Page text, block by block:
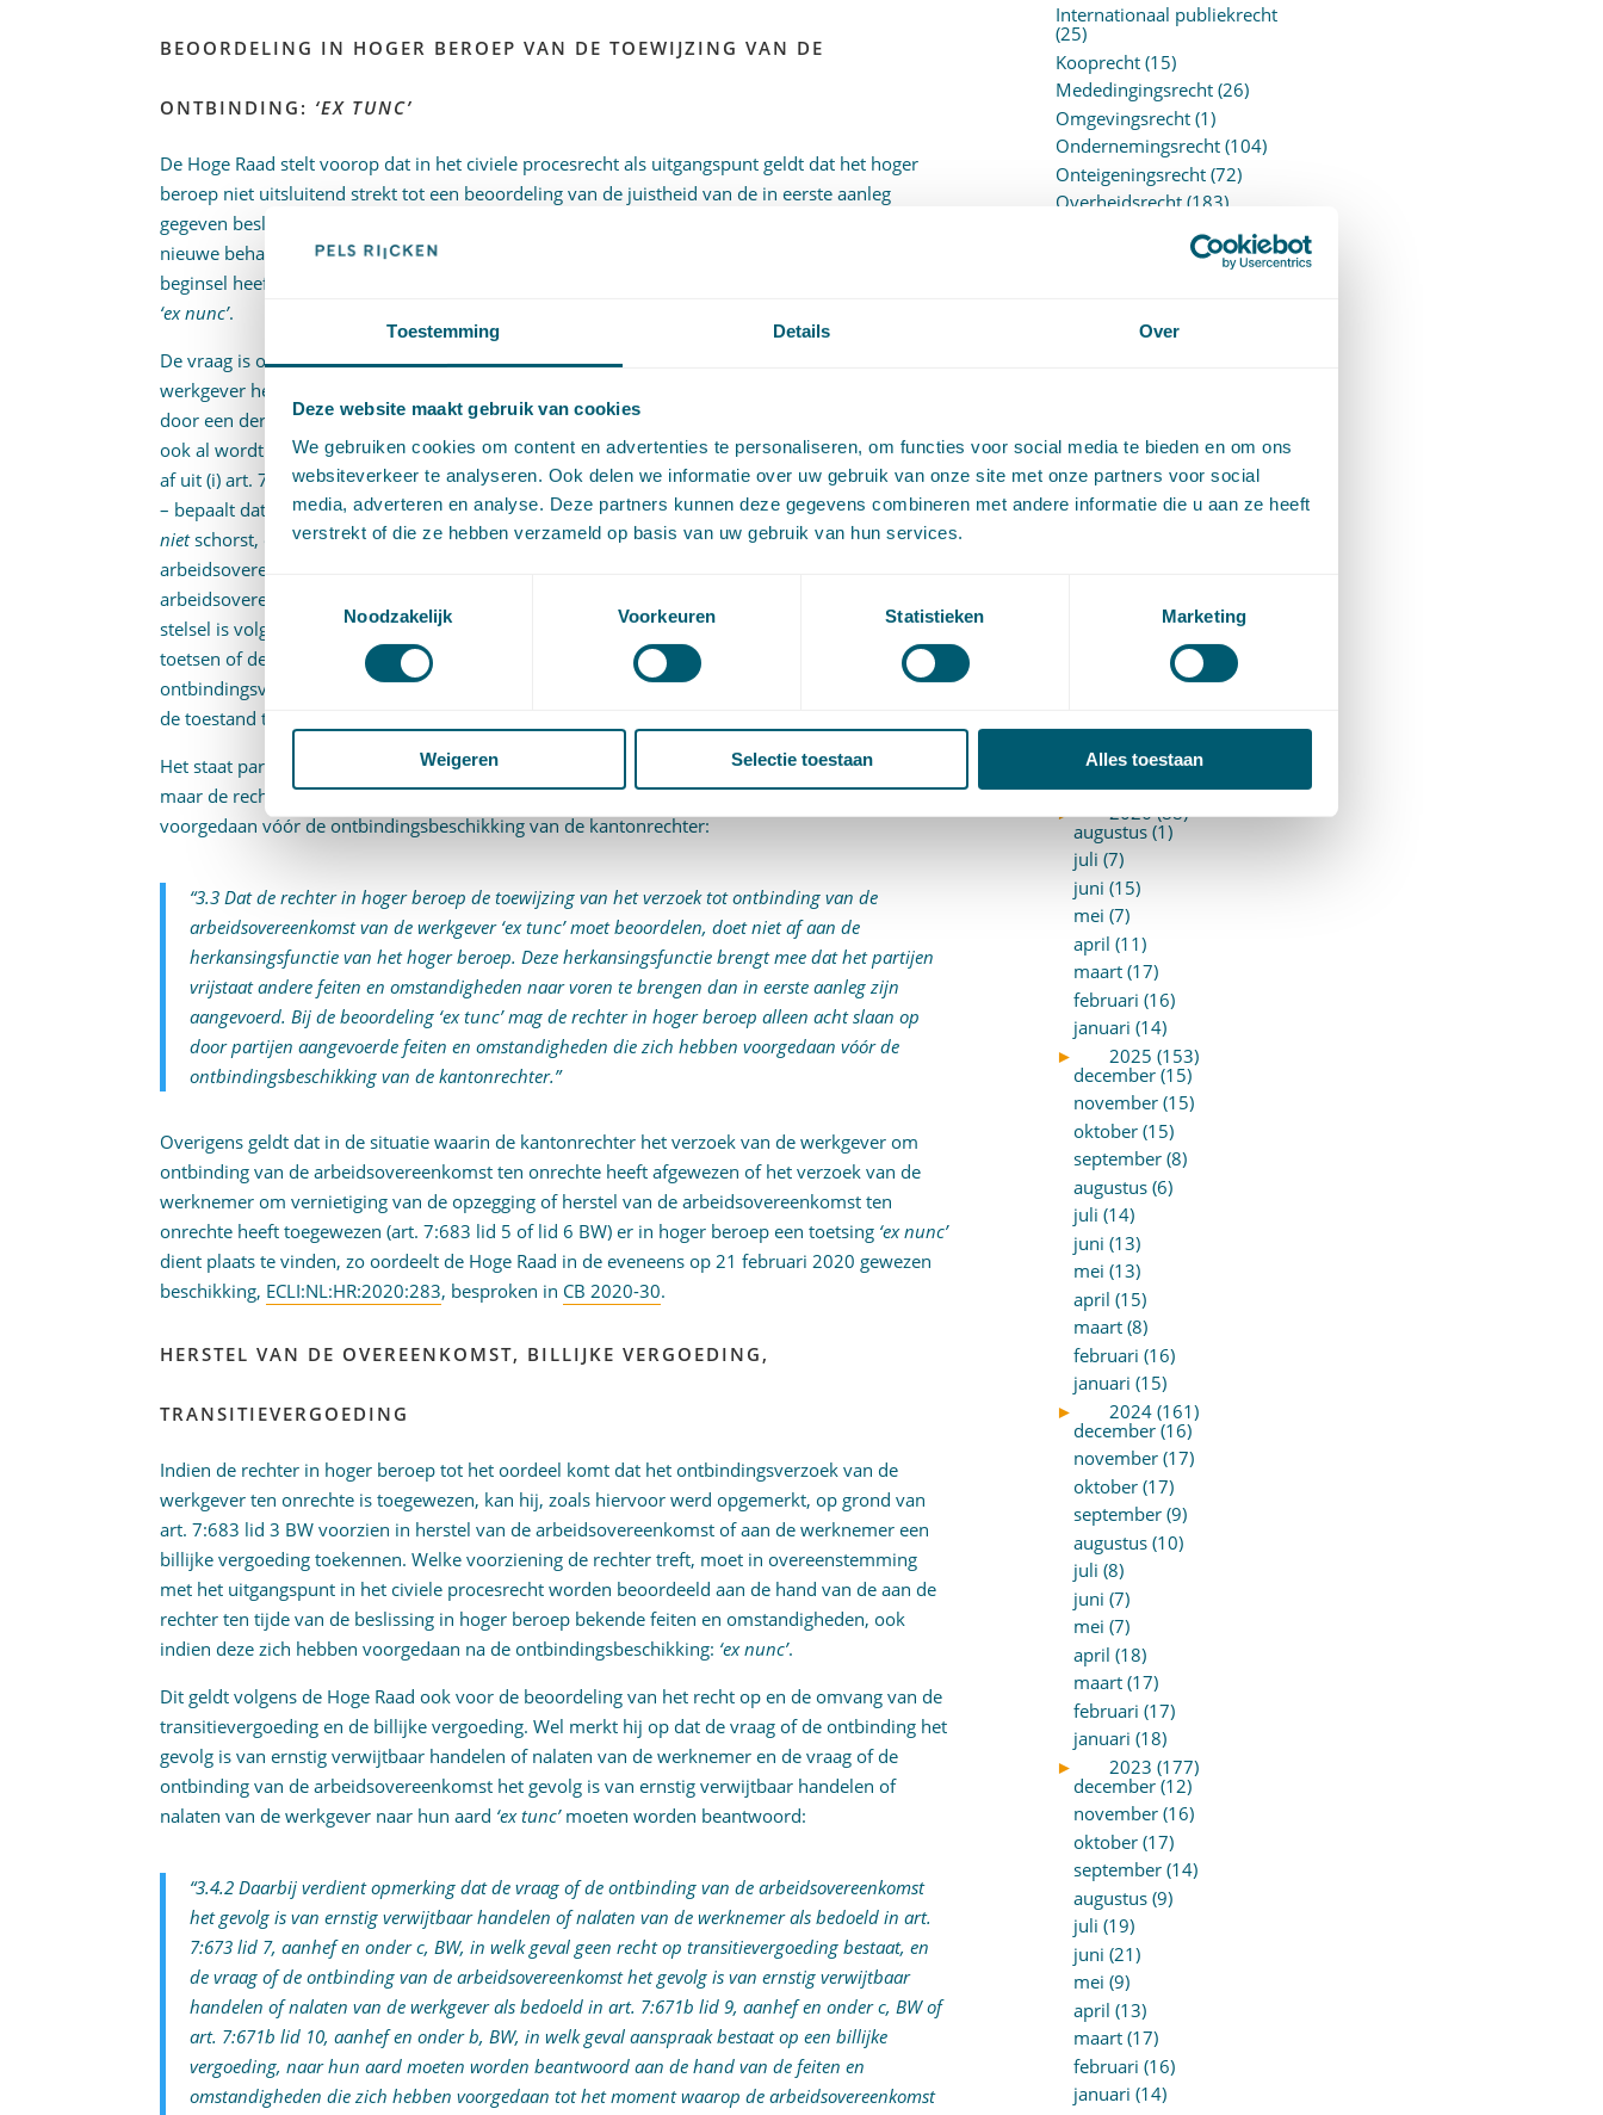
Toestemming Details Over
Deze website maakt gebruik van cookies
We gebruiken cookies om content en advertenties te personaliseren, om functies voor social media te bieden en om ons
websiteverkeer te analyseren. Ook delen we informatie over uw gebruik van onze site met onze partners voor social
media, adverteren en analyse. Deze partners kunnen deze gegevens combineren met andere informatie die u aan ze heeft
verstrekt of die ze hebben verzameld op basis van uw gebruik van hun services.
Noodzakelijk
Voorkeuren Statistieken Marketing
Weigeren Selectie toestaan Alles toestaan
BEOORDELING IN HOGER BEROEP VAN DE TOEWIJZING VAN DE
ONTBINDING: ‘EX TUNC’
De Hoge Raad stelt voorop dat in het civiele procesrecht als uitgangspunt geldt dat het hoger
beroep niet uitsluitend strekt tot een beoordeling van de juistheid van de in eerste aanleg
gegeven beslissing, maar, binnen de grenzen van de rechtsstrijd in hoger beroep, tot een
nieuwe behandeling en beslissing van de zaak. Dit betekent dat de rechter in hoger beroep in
beginsel heeft te oordelen naar de toestand zoals die zich voordoet ten tijde van zijn beslissing:
‘ex nunc’.
De vraag is of dit uitgangspunt ook geldt als de kantonrechter het ontbindingsverzoek van de
werkgever heeft toegewezen. Volgens de Hoge Raad is het de bedoeling van de wetgever dat
door een dergelijke beschikking daadwerkelijk een einde komt aan de arbeidsovereenkomst,
ook al wordt tegen deze beschikking hoger beroep ingesteld. Deze bedoeling leidt de Hoge Raad
af uit (i) art. 7:683 lid 1 BW, dat – in afwijking van de normale regels van het civiele procesrecht
– bepaalt dat het hoger beroep de tenuitvoerlegging van de beschikking van de kantonrechter
nietschorst, en uit (ii) art. 7:683 lid 3 BW, waaruit volgt dat de rechter in hoger beroep de
arbeidsovereenkomst niet met terugwerkende kracht kan vernietigen, maar de
arbeidsovereenkomst slechts kan herstellen of een billijke vergoeding kan toekennen. Met dit
stelsel is volgens de Hoge Raad niet verenigbaar dat de rechter in hoger beroep
‘ex nunc’zou
toetsen of de arbeidsovereenkomst ten onrechte is ontbonden. De vraag of een
ontbindingsverzoek terecht is toegewezen moet in hoger beroep dus worden beoordeeld naar
de toestand ten tijde van de beslissing van de kantonrechter:
Het staat partijen in hoger beroep vrij andere feiten en omstandigheden naar voren te brengen,
maar de rechter mag slechts acht slaan op de feiten en omstandigheden die zich hebben
voorgedaan vóór de ontbindingsbeschikking van de kantonrechter:
“3.3 Dat de rechter in hoger beroep de toewijzing van het verzoek tot ontbinding van de
arbeidsovereenkomst van de werkgever ‘ex tunc’moet beoordelen, doet niet af aan de
herkansingsfunctie van het hoger beroep. Deze herkansingsfunctie brengt mee dat het partijen
vrijstaat andere feiten en omstandigheden naar voren te brengen dan in eerste aanleg zijn
aangevoerd. Bij de beoordeling ‘ex tunc’mag de rechter in hoger beroep alleen acht slaan op
door partijen aangevoerde feiten en omstandigheden die zich hebben voorgedaan vóór de
ontbindingsbeschikking van de kantonrechter.”
Overigens geldt dat in de situatie waarin de kantonrechter het verzoek van de werkgever om
ontbinding van de arbeidsovereenkomst ten onrechte heeft afgewezen of het verzoek van de
werknemer om vernietiging van de opzegging of herstel van de arbeidsovereenkomst ten
onrechte heeft toegewezen (art. 7:683 lid 5 of lid 6 BW) er in hoger beroep een toetsing ‘ex nunc’
dient plaats te vinden, zo oordeelt de Hoge Raad in de eveneens op 21 februari 2020 gewezen
beschikking, ECLI:NL:HR:2020:283, besproken in CB 2020-30.
HERSTEL VAN DE OVEREENKOMST, BILLIJKE VERGOEDING,
TRANSITIEVERGOEDING
Indien de rechter in hoger beroep tot het oordeel komt dat het ontbindingsverzoek van de
werkgever ten onrechte is toegewezen, kan hij, zoals hiervoor werd opgemerkt, op grond van
art. 7:683 lid 3 BW voorzien in herstel van de arbeidsovereenkomst of aan de werknemer een
billijke vergoeding toekennen. Welke voorziening de rechter treft, moet in overeenstemming
met het uitgangspunt in het civiele procesrecht worden beoordeeld aan de hand van de aan de
rechter ten tijde van de beslissing in hoger beroep bekende feiten en omstandigheden, ook
indien deze zich hebben voorgedaan na de ontbindingsbeschikking: ‘ex nunc’.
Dit geldt volgens de Hoge Raad ook voor de beoordeling van het recht op en de omvang van de
transitievergoeding en de billijke vergoeding. Wel merkt hij op dat de vraag of de ontbinding het
gevolg is van ernstig verwijtbaar handelen of nalaten van de werknemer en de vraag of de
ontbinding van de arbeidsovereenkomst het gevolg is van ernstig verwijtbaar handelen of
nalaten van de werkgever naar hun aard ‘ex tunc’moeten worden beantwoord:
“3.4.2 Daarbij verdient opmerking dat de vraag of de ontbinding van de arbeidsovereenkomst
het gevolg is van ernstig verwijtbaar handelen of nalaten van de werknemer als bedoeld in art.
7:673 lid 7, aanhef en onder c, BW, in welk geval geen recht op transitievergoeding bestaat, en
de vraag of de ontbinding van de arbeidsovereenkomst het gevolg is van ernstig verwijtbaar
handelen of nalaten van de werkgever als bedoeld in art. 7:671b lid 9, aanhef en onder c, BW of
art. 7:671b lid 10, aanhef en onder b, BW, in welk geval aanspraak bestaat op een billijke
vergoeding, naar hun aard moeten worden beantwoord aan de hand van de feiten en
omstandigheden die zich hebben voorgedaan tot het moment waarop de arbeidsovereenkomst
Internationaal publiekrecht
(25)
Kooprecht(15)
Mededingingsrecht(26)
Omgevingsrecht(1)
Ondernemingsrecht(104)
Onteigeningsrecht(72)
Overheidsrecht(183)
(27)
Personen- en familierecht
(28)
Strafrecht(12)
Verbintenissenrecht(323)
Vermogensrecht algemeen
(14)
Wvggz – Wzd (Wet Bopz
ARCHIEF
►
2026 (88)
augustus (1)
juli (7)
juni (15)
mei (7)
april (11)
maart (17)
februari (16)
januari (14)
►
2025 (153)
december (15)
november (15)
oktober (15)
september (8)
augustus (6)
juli (14)
juni (13)
mei (13)
april (15)
maart (8)
februari (16)
januari (15)
►
2024 (161)
december (16)
november (17)
oktober (17)
september (9)
augustus (10)
juli (8)
juni (7)
mei (7)
april (18)
maart (17)
februari (17)
januari (18)
►
2023 (177)
december (12)
november (16)
oktober (17)
september (14)
augustus (9)
juli (19)
juni (21)
mei (9)
april (13)
maart (17)
februari (16)
januari (14)